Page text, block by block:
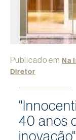
Publicado em Na
Diretor
40 anos
inovação"